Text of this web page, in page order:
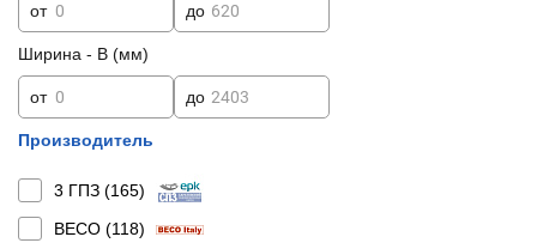
от до
Ширина - B (мм)
от до
Производитель
3 ГПЗ (165)
BECO (118)